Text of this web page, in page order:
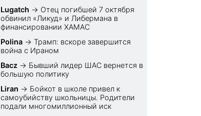
Lugatch → Отец погибшей 7 октября
обвинил «Ликуд» и Либермана в
финансировании ХАМАС
Polina →Трамп: вскоре завершится
война с Ираном
Bacz → Бывший лидер ШАС вернется в
большую политику
Liran → Бойкот в школе привел к
самоубийству школьницы. Родители
подали многомиллионный иск